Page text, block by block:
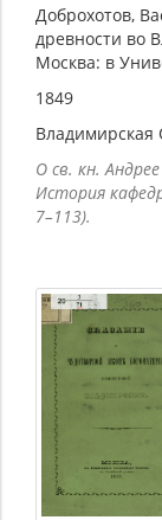
Доброхотов,
древности во
Москва: в
1849
О св. кн.
История
7–113).